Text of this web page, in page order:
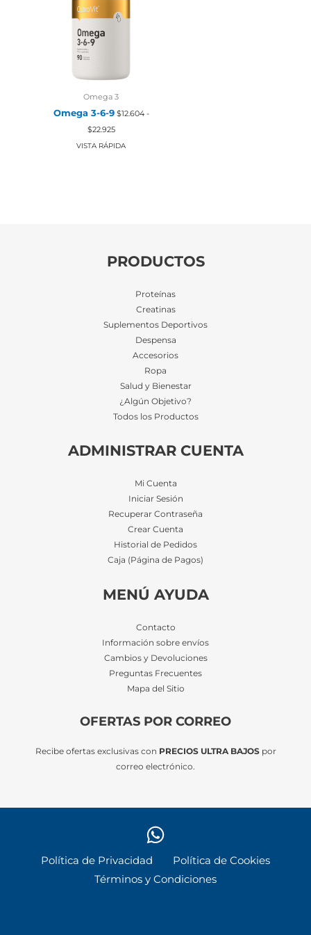
Omega 3
Omega 3-6-9 $12.604 -
$22.925Rango
de
precios:
VISTA RÁPIDA
PRODUCTOS
Proteínas
Creatinas
Suplementos Deportivos
Despensa
Accesorios
Ropa
Salud y Bienestar
¿Algún Objetivo?
Todos los Productos
ADMINISTRAR CUENTA
Mi Cuenta
Iniciar Sesión
Recuperar Contraseña
Crear Cuenta
Historial de Pedidos
Caja (Página de Pagos)
MENÚ AYUDA
Contacto
Información sobre envíos
Cambios y Devoluciones
Preguntas Frecuentes
Mapa del Sitio
OFERTAS POR CORREO
Recibe ofertas exclusivas con PRECIOS ULTRA BAJOSpor
correo electrónico.
Política de Privacidad
Política de Cookies
Términos y Condiciones